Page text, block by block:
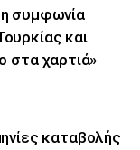
συμφωνία
και
στα χαρτιά»
καταβολής